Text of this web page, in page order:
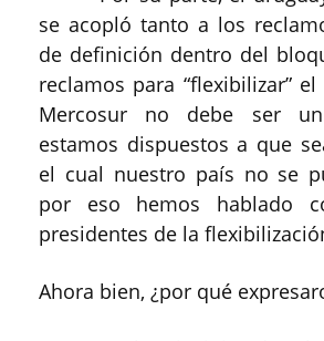
se acopló tanto a los
de definición dentro del
reclamos para “flexibilizar” el
Mercosur no debe ser un
estamos dispuestos a que
el cual nuestro país no se
por eso hemos hablado
presidentes de la
Ahora bien, ¿por qué